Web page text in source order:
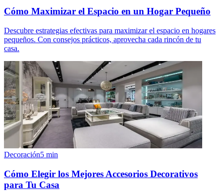
Cómo Maximizar el Espacio en un Hogar Pequeño
Descubre estrategias efectivas para maximizar el espacio en hogares
pequeños. Con consejos prácticos, aprovecha cada rincón de tu
casa.
Decoración5 min
Cómo Elegir los Mejores Accesorios Decorativos
para Tu Casa